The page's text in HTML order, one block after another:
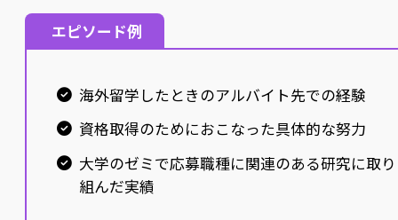
エピソード例
海外留学したときのアルバイト先での経験
資格取得のためにおこなった具体的な努力
大学のゼミで応募職種に関連のある研究に取り
組んだ実績